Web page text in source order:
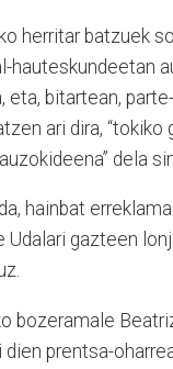
herritar batzuek
hauteskundeetan
eta, bitartean,
ari dira, “tokiko
dela
hainbat
Udalari gazteen
bozeramale
dien prentsa-